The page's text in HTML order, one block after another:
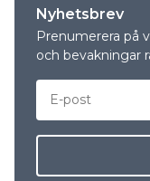
Nyhetsbrev
Prenumerera på
och bevakningar